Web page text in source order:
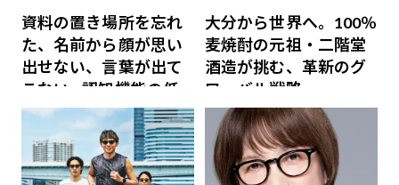
資料の置き場所を忘れ
た、名前から顔が思い
出せない、言葉が出て
こない…認知機能の低
下を救う、脳のインナ
ーケアとは
大分から世界へ。100％
麦焼酎の元祖・二階堂
酒造が挑む、革新のグ
ローバル戦略